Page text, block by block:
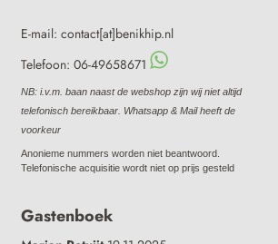
E-mail: contact[at]benikhip.nl
Telefoon: 06-49658671
NB: i.v.m. baan naast de webshop zijn wij niet altijd
telefonisch bereikbaar. Whatsapp & Mail heeft de
voorkeur
Anonieme nummers worden niet beantwoord.
Telefonische acquisitie wordt niet op prijs gesteld
Gastenboek